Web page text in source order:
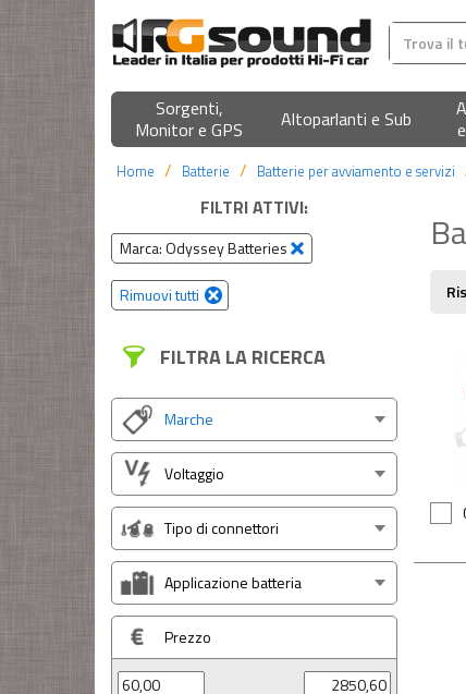
Sorgenti,
Monitor e GPS
Altoparlanti e Sub
Home Batterie Batterie per avviamento e servizi
FILTRI ATTIVI:
Marca: Odyssey Batteries
Rimuovi tutti
FILTRA LA RICERCA
Marche
Voltaggio
Tipo di connettori
Applicazione batteria
Prezzo